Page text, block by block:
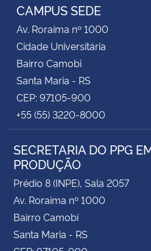
CAMPUS SEDE
Av. Roraima nº 1000
Cidade Universitária
Bairro Camobi
Santa Maria - RS
CEP: 97105-900
+55 (55) 3220-8000
SECRETARIA DO PPG
PRODUÇÃO
Prédio 8 (INPE), Sala 2057
Av. Roraima nº 1000
Bairro Camobi
Santa Maria - RS